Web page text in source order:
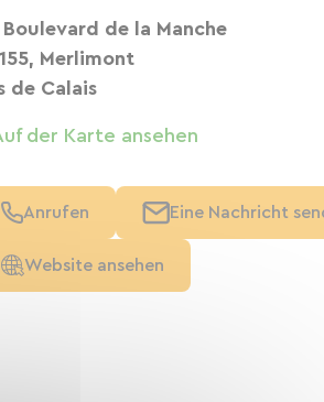
Boulevard de la Manche
Merlimont
de Calais
der Karte ansehen
Anrufen Eine Nachricht
Website ansehen